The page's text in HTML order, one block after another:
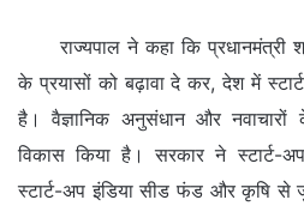
राज्यपाल ने कहा कि प्रधानमंत्री
के प्रयासों को बढ़ावा दे कर, देश में
है। वैज्ञानिक अनुसंधान और नवाचारों
विकास किया है। सरकार ने स्टार्ट-
स्टार्ट-अप इंडिया सीड फंड और कृषि